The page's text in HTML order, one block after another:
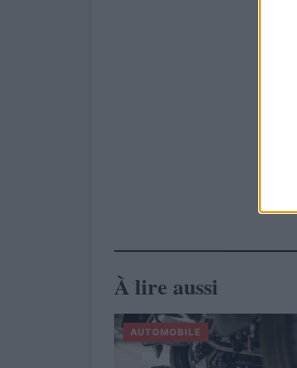
À lire aussi
AUTOMOBILE